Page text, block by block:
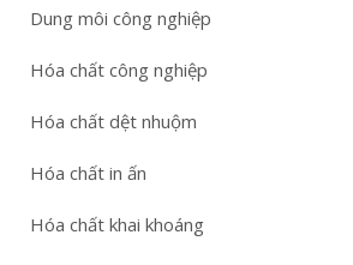
Dung môi công nghiệp
Hóa chất công nghiệp
Hóa chất dệt nhuộm
Hóa chất in ấn
Hóa chất khai khoáng